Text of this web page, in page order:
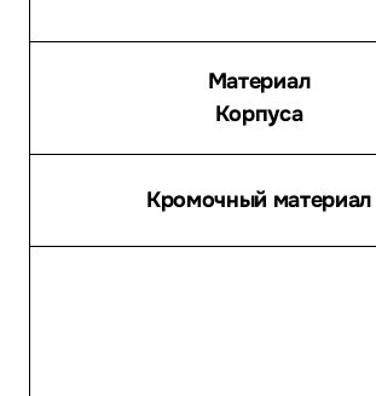
Материал
Корпуса
Кромочный материал